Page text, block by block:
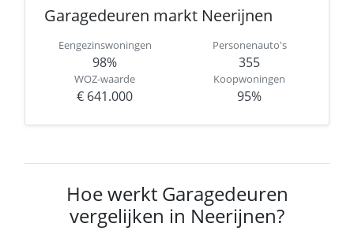
Garagedeuren markt Neerijnen
Eengezinswoningen
98%
Personenauto's
355
WOZ-waarde
€ 641.000
Koopwoningen
95%
Hoe werkt Garagedeuren
vergelijken in Neerijnen?